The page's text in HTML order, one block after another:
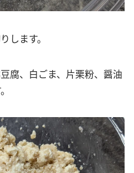
ます。
腐、白ごま、片栗粉、醤油